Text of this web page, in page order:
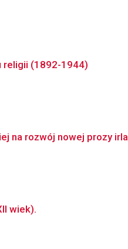
religii (1892-1944)
na rozwój nowej prozy
wiek).